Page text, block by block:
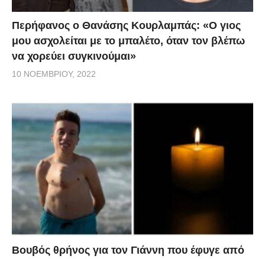
Περήφανος ο Θανάσης Κουρλαμπάς: «Ο γιος
μου ασχολείται με το μπαλέτο, όταν τον βλέπω
να χορεύει συγκινούμαι»
10 ΝΟΕΜΒΡΊΟΥ, 2022
Βουβός θρήνος για τον Γιάννη που έφυγε από